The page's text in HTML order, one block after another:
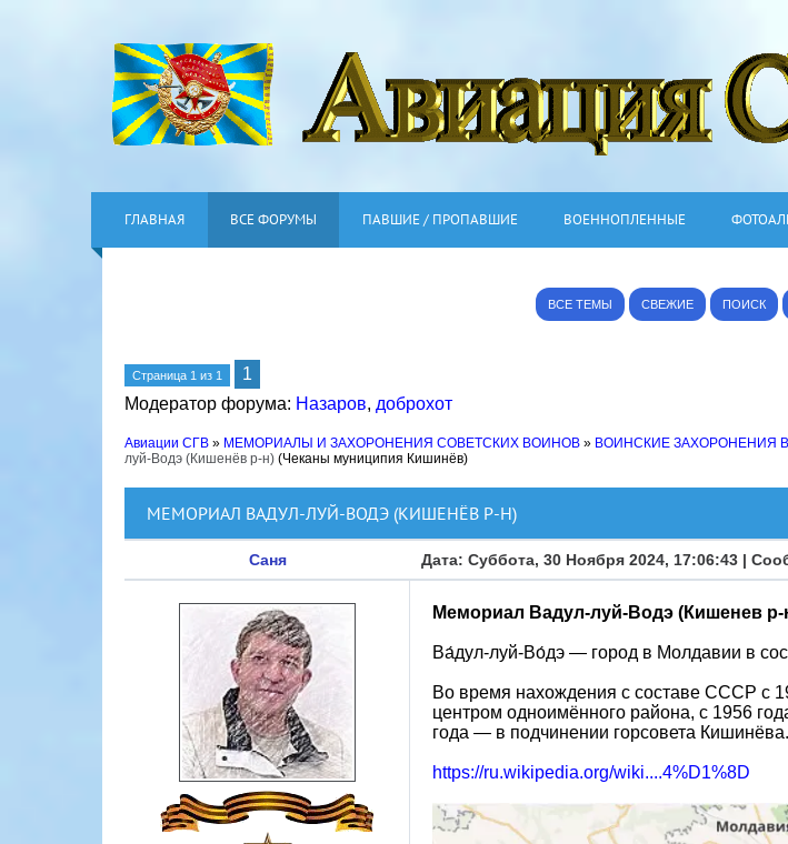
ГЛАВНАЯ ВСЕ ФОРУМЫ ПАВШИЕ / ПРОПАВШИЕ ВОЕННОПЛЕННЫЕ
ВСЕ ТЕМЫ СВЕЖИЕ ПОИСК
Страница 1 из 1
1
Модератор форума: Назаров, доброхот
Авиации СГВ » МЕМОРИАЛЫ И ЗАХОРОНЕНИЯ СОВЕТСКИХ ВОИНОВ » ВОИНСКИЕ ЗАХОРОНЕНИЯ
луй-Водэ (Кишенёв р-н) (Чеканы муниципия Кишинёв)
МЕМОРИАЛ ВАДУЛ-ЛУЙ-ВОДЭ (КИШЕНЁВ Р-Н)
Саня Дата: Суббота, 30 Ноября 2024, 17:06:43 |
Мемориал Вадул-луй-Водэ (Кишенев р-
Ва́дул-луй-Во́дэ — город в Молдавии в
Во время нахождения с составе СССР с
центром одноимённого района, с 1956
года — в подчинении горсовета Кишинёва.
https://ru.wikipedia.org/wiki....4%D1%8D